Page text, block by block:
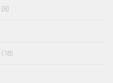
(8)
(18)